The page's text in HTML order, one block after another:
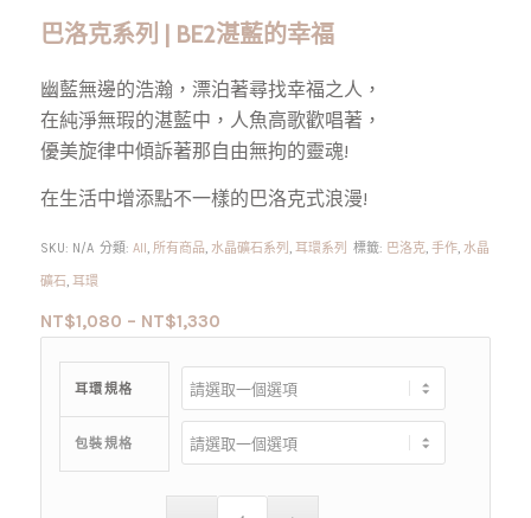
巴洛克系列 | BE2湛藍的幸福
幽藍無邊的浩瀚，漂泊著尋找幸福之人，
在純淨無瑕的湛藍中，人魚高歌歡唱著，
優美旋律中傾訴著那自由無拘的靈魂!
在生活中增添點不一樣的巴洛克式浪漫!
SKU: N/A 分類: All 所有商品 水晶礦石系列 耳環系列 標籤: 巴洛克, 手作, 水晶
礦石 耳環
NT$1,080 – NT$1,330
耳環規格
包裝規格